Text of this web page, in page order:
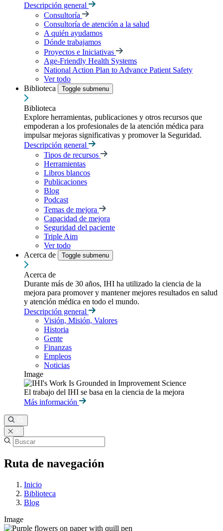
Descripción general
Consultoría
Consultoría de atención a la salud
A quién ayudamos
Dónde trabajamos
Proyectos e Iniciativas
Age-Friendly Health Systems
National Action Plan to Advance Patient Safety
Ver todo
Biblioteca
Toggle submenu
Biblioteca
Explore herramientas, publicaciones y otros recursos que
empoderan a los profesionales de la atención médica para
impulsar mejoras significativas y promover la Seguridad.
Descripción general
Tipos de recursos
Herramientas
Libros blancos
Publicaciones
Blog
Podcast
Temas de mejora
Capacidad de mejora
Seguridad del paciente
Triple Aim
Ver todo
Acerca de
Toggle submenu
Acerca de
Durante más de 30 años, IHI ha utilizado la ciencia de la
mejora para promover y mantener mejores resultados en salud
y atención médica en todo el mundo.
Descripción general
Visión, Misión, Valores
Historia
Gente
Finanzas
Empleos
Noticias
Image
El trabajo del IHI se basa en la ciencia de la mejora
Más información
Ruta de navegación
Inicio
Biblioteca
Blog
Image